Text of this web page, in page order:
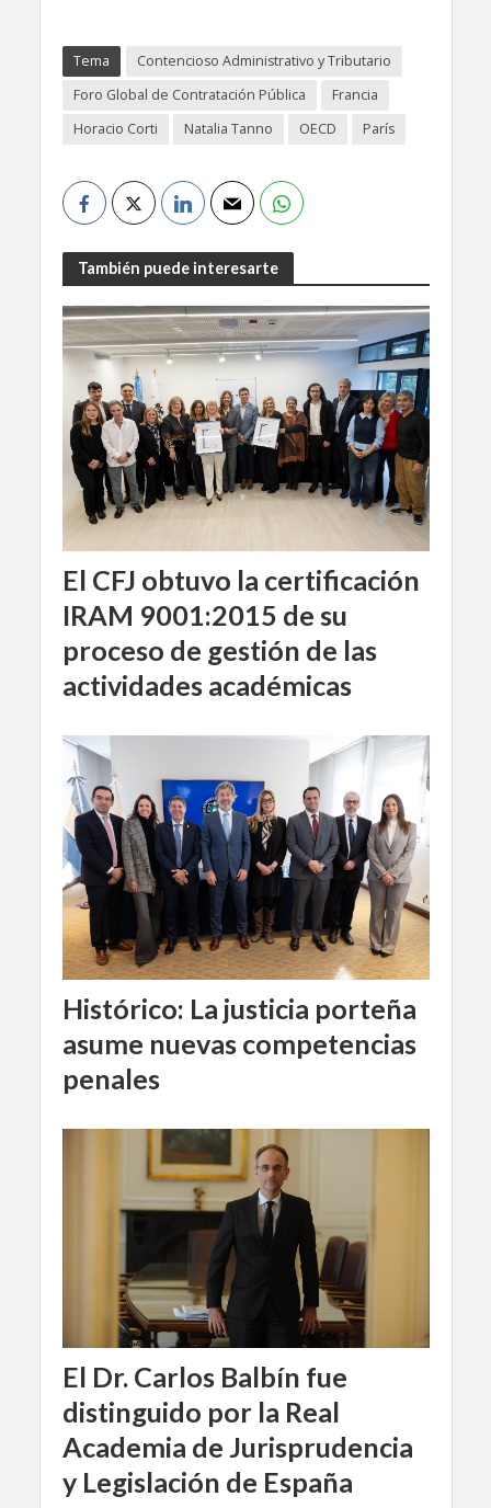
Tema
Contencioso Administrativo y Tributario
Foro Global de Contratación Pública
Francia
Horacio Corti
Natalia Tanno OECD París
También puede interesarte
El CFJ obtuvo la certificación
IRAM 9001:2015 de su
proceso de gestión de las
actividades académicas
Histórico: La justicia porteña
asume nuevas competencias
penales
El Dr. Carlos Balbín fue
distinguido por la Real
Academia de Jurisprudencia
y Legislación de España